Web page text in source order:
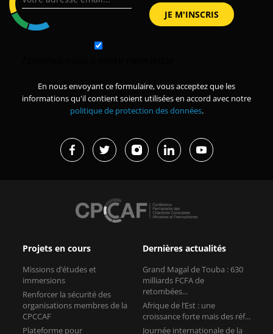
En nous envoyant ce formulaire, vous acceptez que les
informations qu'il contient soient utilisées en accord avec notre
politique de protection des données.
Projets en cours
Missions d’études et
immersions
Renforcer la sécurité des
organisations membres de la
CPCCAF
Plateforme pour
Dernières actualités
Grand Magal de Touba : 630
milliards FCFA de
retombées...
Afrique de l’Est : une
croissance forte mais des réf...
Journée internationale de la